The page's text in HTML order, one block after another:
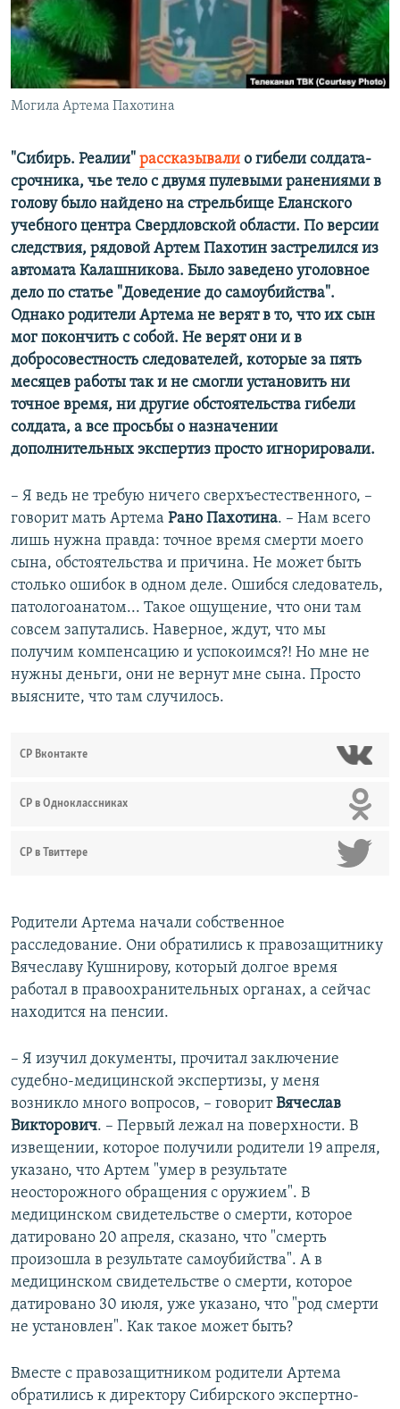
РАСПИСАНИЕ ВЕЩАНИЯ
ПОДПИШИТЕСЬ НА РАССЫЛКУ
Все сайты РСЕ/РС
Могила Артема Пахотина
"Сибирь. Реалии" рассказывали о гибели солдата-
срочника, чье тело с двумя пулевыми ранениями в
голову было найдено на стрельбище Еланского
учебного центра Свердловской области. По версии
следствия, рядовой Артем Пахотин застрелился из
автомата Калашникова. Было заведено уголовное
дело по статье "Доведение до самоубийства".
Однако родители Артема не верят в то, что их сын
мог покончить с собой. Не верят они и в
добросовестность следователей, которые за пять
месяцев работы так и не смогли установить ни
точное время, ни другие обстоятельства гибели
солдата, а все просьбы о назначении
дополнительных экспертиз просто игнорировали.
– Я ведь не требую ничего сверхъестественного, –
говорит мать Артема Рано Пахотина. – Нам всего
лишь нужна правда: точное время смерти моего
сына, обстоятельства и причина. Не может быть
столько ошибок в одном деле. Ошибся следователь,
патологоанатом... Такое ощущение, что они там
совсем запутались. Наверное, ждут, что мы
получим компенсацию и успокоимся?! Но мне не
нужны деньги, они не вернут мне сына. Просто
выясните, что там случилось.
СР Вконтакте
СР в Одноклассниках
СР в Твиттере
Родители Артема начали собственное
расследование. Они обратились к правозащитнику
Вячеславу Кушнирову, который долгое время
работал в правоохранительных органах, а сейчас
находится на пенсии.
– Я изучил документы, прочитал заключение
судебно-медицинской экспертизы, у меня
возникло много вопросов, – говоритВячеслав
Викторович. – Первый лежал на поверхности. В
извещении, которое получили родители 19 апреля,
указано, что Артем "умер в результате
неосторожного обращения с оружием". В
медицинском свидетельстве о смерти, которое
датировано 20 апреля, сказано, что "смерть
произошла в результате самоубийства". А в
медицинском свидетельстве о смерти, которое
датировано 30 июля, уже указано, что "род смерти
не установлен". Как такое может быть?
Вместе с правозащитником родители Артема
обратились к директору Сибирского экспертно-